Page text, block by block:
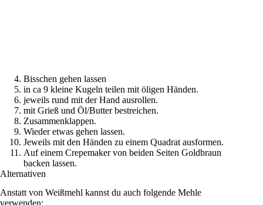
Bisschen gehen lassen
in ca 9 kleine Kugeln teilen mit öligen Händen.
jeweils rund mit der Hand ausrollen.
mit Grieß und Öl/Butter bestreichen.
Zusammenklappen.
Wieder etwas gehen lassen.
Jeweils mit den Händen zu einem Quadrat ausformen.
Auf einem Crepemaker von beiden Seiten Goldbraun
backen lassen.
Alternativen
Anstatt von Weißmehl kannst du auch folgende Mehle